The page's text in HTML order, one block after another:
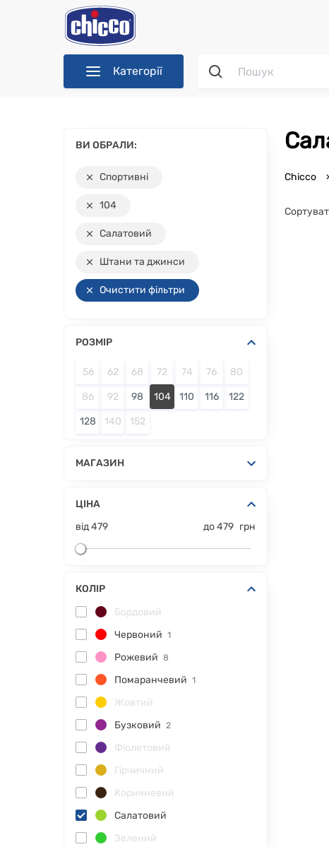
Категорії
ВИ ОБРАЛИ:
Спортивні
104
Салатовий
Штани та джинси
Очистити фільтри
РОЗМІР
56 62 68 72 74 76 80
86 92 98 104 110 116 122
128 140 152
МАГАЗИН
ЦІНА
від479 до 479 грн
КОЛІР
Бордовий
Червоний 1
Рожевий 8
Помаранчевий 1
Жовтий
Бузковий 2
Фіолетовий
Гірчичний
Коричневий
Салатовий
Зелений
Chicco